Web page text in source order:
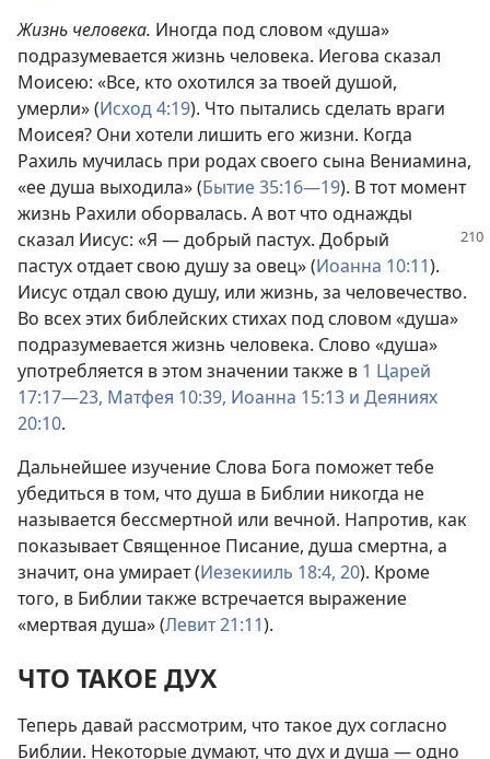
Жизнь человека. Иногда под словом «душа»
подразумевается жизнь человека. Иегова сказал
Моисею: «Все, кто охотился за твоей душой,
умерли» (Исход 4:19). Что пытались сделать враги
Моисея? Они хотели лишить его жизни. Когда
Рахиль мучилась при родах своего сына Вениамина,
«ее душа выходила» (Бытие 35:16—19). В тот момент
жизнь Рахили оборвалась. А вот что однажды
сказал Иисус: «Я — добрый пастух. Добрый
пастух отдает свою душу за овец» (Иоанна 10:11).
Иисус отдал свою душу, или жизнь, за человечество.
Во всех этих библейских стихах под словом «душа»
подразумевается жизнь человека. Слово «душа»
употребляется в этом значении также в 1 Царей
17:17—23, Матфея 10:39, Иоанна 15:13 и Деяниях
20:10.
Дальнейшее изучение Слова Бога поможет тебе
убедиться в том, что душа в Библии никогда не
называется бессмертной или вечной. Напротив, как
показывает Священное Писание, душа смертна, а
значит, она умирает (Иезекииль 18:4, 20). Кроме
того, в Библии также встречается выражение
«мертвая душа» (Левит 21:11).
ЧТО ТАКОЕ ДУХ
Теперь давай рассмотрим, что такое дух согласно
Библии. Некоторые думают, что дух и душа — одно